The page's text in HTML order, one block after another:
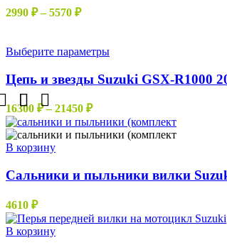
на
товара.
2990 ₽ – 5570 ₽Диапазон
–
Выберите параметрыЭтот
имеет
несколько
можно
выбрать
товара.
Цепь и звезды Suzuki GSX-R1000
16300 ₽ – 21450 ₽Диапазон
цен:
16300 ₽
В корзину
Сальники и пыльники вилки
4610 ₽
В корзину